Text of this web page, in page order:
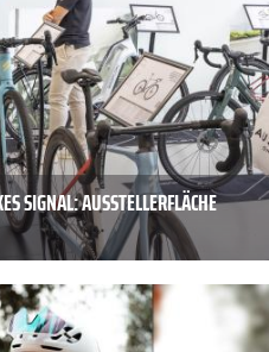
SIGNAL: AUSSTELLERFLÄCHE